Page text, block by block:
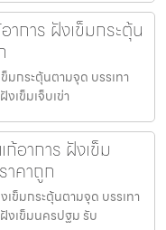
าการ ฝังเข็มกระตุ้น
มกระตุ้นตามจุด บรรเทา
เข็มเจ็บเข่า
อาการ ฝังเข็ม
าคาถูก
ข็มกระตุ้นตามจุด บรรเทา
งเข็มนครปฐม รับ